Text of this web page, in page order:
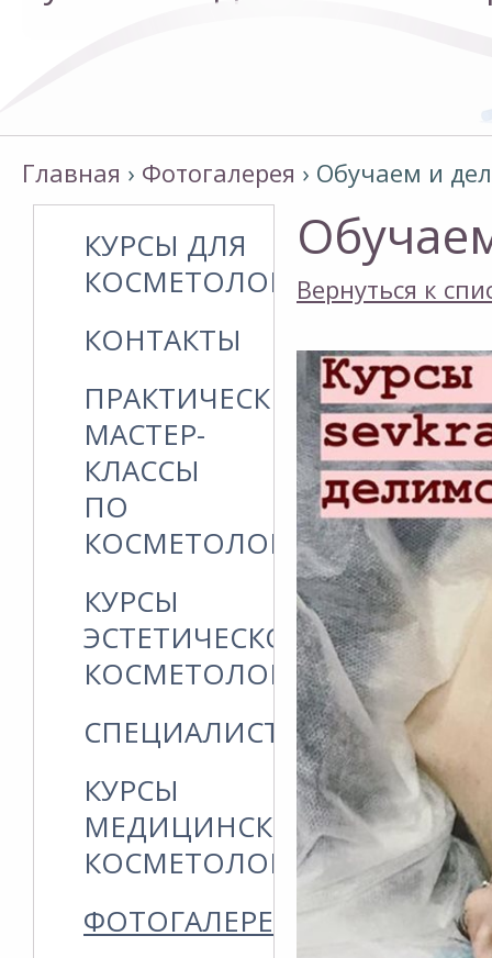
Главная › Фотогалерея › Обучаем и
КУРСЫ ДЛЯ
КОСМЕТОЛОГОВ
КОНТАКТЫ
ПРАКТИЧЕСКИЕ
МАСТЕР-
КЛАССЫ
ПО
КОСМЕТОЛОГИИ
КУРСЫ
ЭСТЕТИЧЕСКОЙ
КОСМЕТОЛОГИИ
СПЕЦИАЛИСТЫ
КУРСЫ
МЕДИЦИНСКОЙ
КОСМЕТОЛОГИИ
ФОТОГАЛЕРЕЯ
Вернуться к